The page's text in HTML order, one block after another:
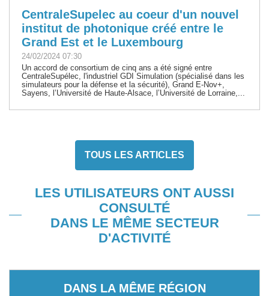
CentraleSupelec au coeur d'un nouvel
institut de photonique créé entre le
Grand Est et le Luxembourg
24/02/2024 07:30
Un accord de consortium de cinq ans a été signé entre
CentraleSupélec, l'industriel GDI Simulation (spécialisé dans les
simulateurs pour la défense et la sécurité), Grand E-Nov+,
Sayens, l’Université de Haute-Alsace, l’Université de Lorraine,...
TOUS LES ARTICLES
LES UTILISATEURS ONT AUSSI
CONSULTÉ
DANS LE MÊME SECTEUR
D'ACTIVITÉ
DANS LA MÊME RÉGION